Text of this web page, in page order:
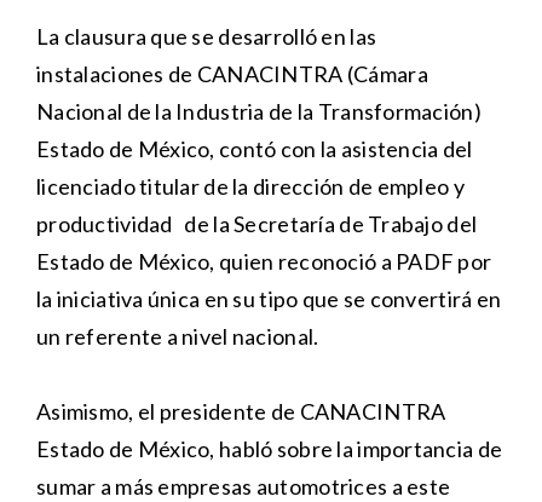
La clausura que se desarrolló en las
instalaciones de CANACINTRA (Cámara
Nacional de la Industria de la Transformación)
Estado de México, contó con la asistencia del
licenciado titular de la dirección de empleo y
productividad de la Secretaría de Trabajo del
Estado de México, quien reconoció a PADF por
la iniciativa única en su tipo que se convertirá en
un referente a nivel nacional.
Asimismo, el presidente de CANACINTRA
Estado de México, habló sobre la importancia de
sumar a más empresas automotrices a este